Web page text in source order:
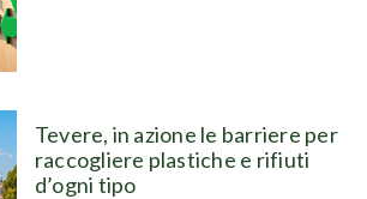
Tevere, in azione le barriere per
raccogliere plastiche e rifiuti
d’ogni tipo